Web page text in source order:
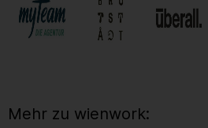
Mehr zu wienwork: